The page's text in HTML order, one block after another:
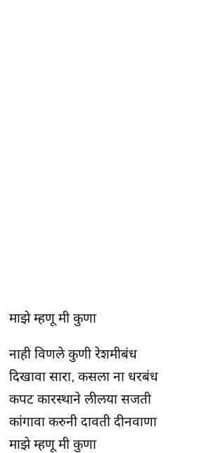
माझे म्हणू मी कुणा
नाही विणले कुणी रेशमीबंध
दिखावा सारा, कसला ना धरबंध
कपट कारस्थाने लीलया सजती
कांगावा करुनी दावती दीनवाणा
माझे म्हणू मी कुणा